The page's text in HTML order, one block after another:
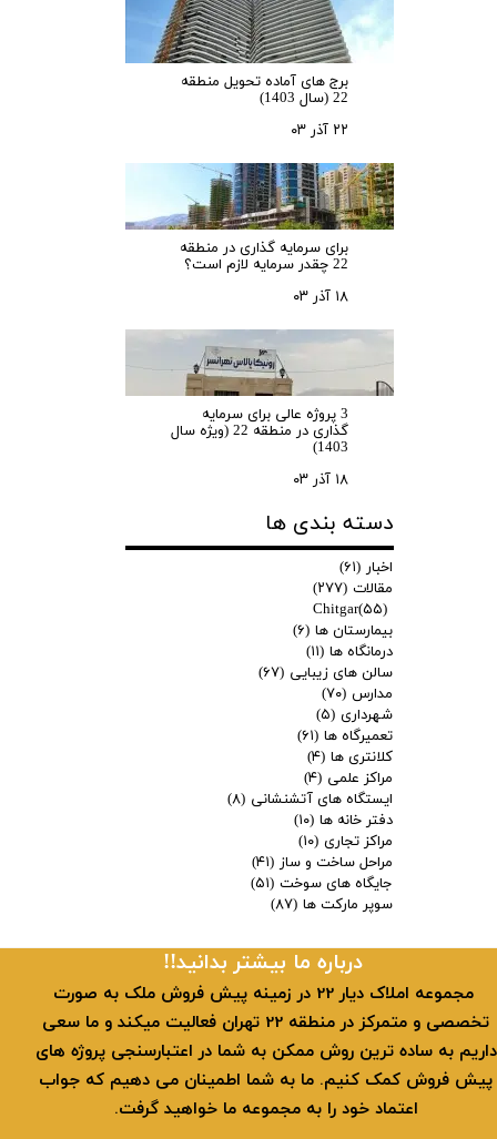
برج های آماده تحویل منطقه
22 (سال 1403)
۲۲ آذر ۰۳
برای سرمایه‌ گذاری در منطقه
22 چقدر سرمایه لازم است؟
۱۸ آذر ۰۳
3 پروژه عالی برای سرمایه
گذاری در منطقه 22 (ویژه سال
1403)
۱۸ آذر ۰۳
دسته بندی ها
اخبار (۶۱)
مقالات (۲۷۷)
Chitgar(۵۵)
بیمارستان ها (۶)
درمانگاه ها (۱۱)
سالن های زیبایی (۶۷)
مدارس (۷۰)
شهرداری (۵)
تعمیرگاه ها (۶۱)
کلانتری ها (۴)
مراکز علمی (۴)
ایستگاه های آتشنشانی (۸)
دفتر خانه ها (۱۰)
مراکز تجاری (۱۰)
مراحل ساخت و ساز (۴۱)
جایگاه های سوخت (۵۱)
سوپر مارکت ها (۸۷)
​​درباره ما بیشتر بدانید!!
​ مجموعه املاک دیار 22 در زمینه پیش فروش ملک به صورت
تخصصی و متمرکز در منطقه 22 تهران فعالیت میکند و ما سعی
داریم به ساده ترین روش ممکن به شما در اعتبارسنجی پروژه های
پیش فروش کمک کنیم. ما به شما اطمینان می دهیم که جواب
اعتماد خود را به مجموعه ما خواهید گرفت.